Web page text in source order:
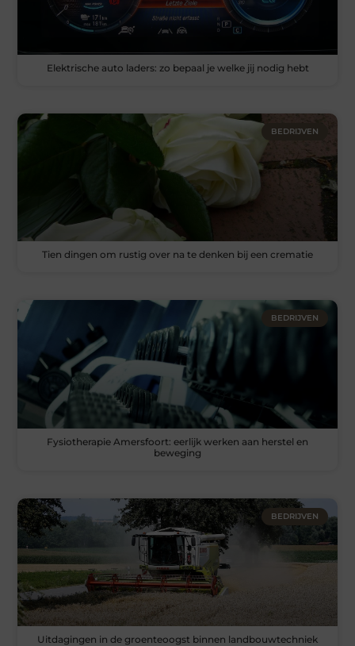
Elektrische auto laders: zo bepaal je welke jij nodig hebt
BEDRIJVEN
Tien dingen om rustig over na te denken bij een crematie
BEDRIJVEN
Fysiotherapie Amersfoort: eerlijk werken aan herstel en
beweging
BEDRIJVEN
Uitdagingen in de groenteoogst binnen landbouwtechniek